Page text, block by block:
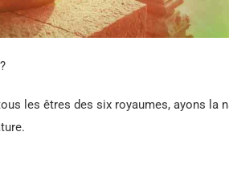
les êtres des six royaumes, ayons la